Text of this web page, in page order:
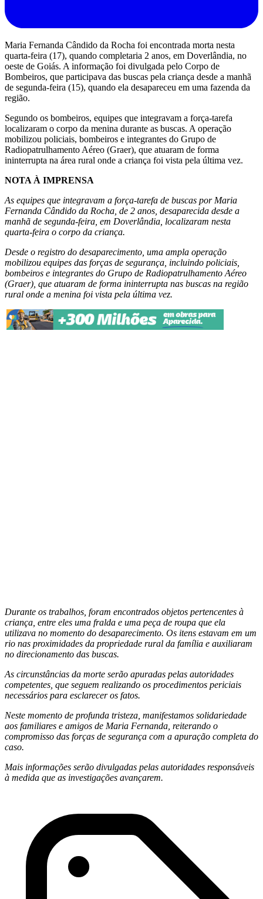
Maria Fernanda Cândido da Rocha foi encontrada morta nesta
quarta-feira (17), quando completaria 2 anos, em Doverlândia, no
oeste de Goiás. A informação foi divulgada pelo Corpo de
Bombeiros, que participava das buscas pela criança desde a manhã
de segunda-feira (15), quando ela desapareceu em uma fazenda da
região.
Segundo os bombeiros, equipes que integravam a força-tarefa
localizaram o corpo da menina durante as buscas. A operação
mobilizou policiais, bombeiros e integrantes do Grupo de
Radiopatrulhamento Aéreo (Graer), que atuaram de forma
ininterrupta na área rural onde a criança foi vista pela última vez.
NOTA À IMPRENSA
As equipes que integravam a força-tarefa de buscas por Maria
Fernanda Cândido da Rocha, de 2 anos, desaparecida desde a
manhã de segunda-feira, em Doverlândia, localizaram nesta
quarta-feira o corpo da criança.
Desde o registro do desaparecimento, uma ampla operação
mobilizou equipes das forças de segurança, incluindo policiais,
bombeiros e integrantes do Grupo de Radiopatrulhamento Aéreo
(Graer), que atuaram de forma ininterrupta nas buscas na região
rural onde a menina foi vista pela última vez.
Durante os trabalhos, foram encontrados objetos pertencentes à
criança, entre eles uma fralda e uma peça de roupa que ela
utilizava no momento do desaparecimento. Os itens estavam em um
rio nas proximidades da propriedade rural da família e auxiliaram
no direcionamento das buscas.
As circunstâncias da morte serão apuradas pelas autoridades
competentes, que seguem realizando os procedimentos periciais
necessários para esclarecer os fatos.
Neste momento de profunda tristeza, manifestamos solidariedade
aos familiares e amigos de Maria Fernanda, reiterando o
compromisso das forças de segurança com a apuração completa do
caso.
Mais informações serão divulgadas pelas autoridades responsáveis
à medida que as investigações avançarem.